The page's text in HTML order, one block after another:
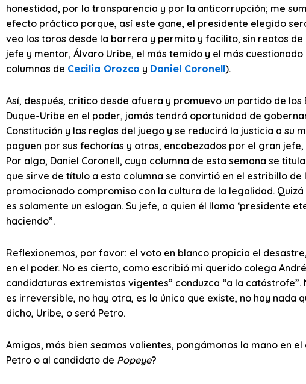
honestidad, por la transparencia y por la anticorrupción; me
efecto práctico porque, así este gane, el presidente elegido
veo los toros desde la barrera y permito y facilito, sin reatos de
jefe y mentor, Álvaro Uribe, el más temido y el más
columnas de Cecilia Orozco y Daniel Coronell).
Así, después, critico desde afuera y promuevo un partido de los
Duque-Uribe en el poder, jamás tendrá oportunidad de
Constitución y las reglas del juego y se reducirá la justicia a su
paguen por sus fechorías y otros, encabezados por el gran
Por algo, Daniel Coronell, cuya columna de esta semana se
que sirve de título a esta columna se convirtió en el estribillo de
promocionado compromiso con la cultura de la legalidad.
es solamente un eslogan. Su jefe, a quien él llama ‘presidente
haciendo”.
Reflexionemos, por favor: el voto en blanco propicia el
en el poder. No es cierto, como escribió mi querido colega
candidaturas extremistas vigentes” conduzca “a la
es irreversible, no hay otra, es la única que existe, no hay nada
dicho, Uribe, o será Petro.
Amigos, más bien seamos valientes, pongámonos la mano en
Petro o al candidato de Popeye?